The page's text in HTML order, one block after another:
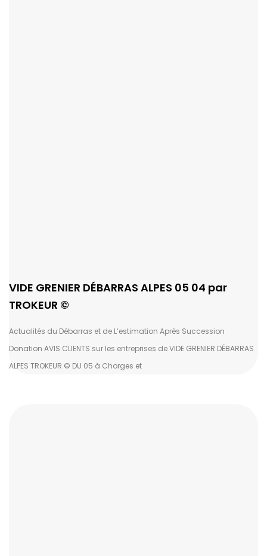
VIDE GRENIER DÉBARRAS ALPES 05 04 par
TROKEUR ©
Actualités du Débarras et de L’estimation Après Succession
Donation AVIS CLIENTS sur les entreprises de VIDE GRENIER DÉBARRAS
ALPES TROKEUR © DU 05 à Chorges et